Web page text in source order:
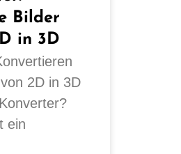
Bilder
in 3D
2D in 3D
ein